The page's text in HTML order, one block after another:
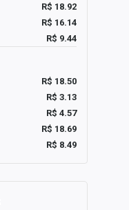
R$ 18.92
R$ 16.14
R$ 9.44
R$ 18.50
R$ 3.13
R$ 4.57
R$ 18.69
R$ 8.49